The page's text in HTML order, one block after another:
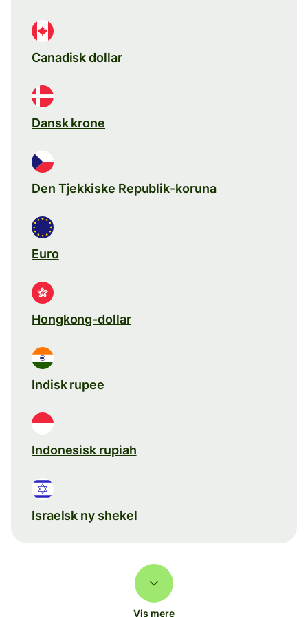
Canadisk dollar
Dansk krone
Den Tjekkiske Republik-koruna
Euro
Hongkong-dollar
Indisk rupee
Indonesisk rupiah
Israelsk ny shekel
Vis mere